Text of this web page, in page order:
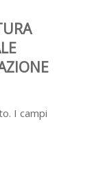
I campi